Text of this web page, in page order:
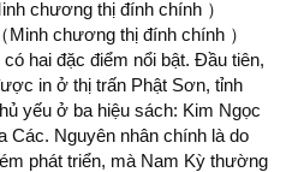
chương thị đính chính ）
Minh chương thị đính chính ）
hai đặc điểm nổi bật. Đầu tiên,
in ở thị trấn Phật Sơn, tỉnh
yếu ở ba hiệu sách: Kim Ngọc
Các. Nguyên nhân chính là do
phát triển, mà Nam Kỳ thường